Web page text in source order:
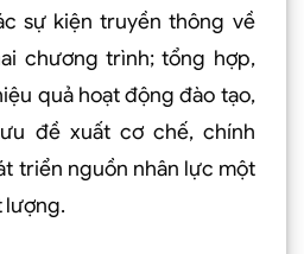
sự kiện truyền thông về
chương trình; tổng hợp,
quả hoạt động đào tạo,
đề xuất cơ chế, chính
triển nguồn nhân lực một
lượng.